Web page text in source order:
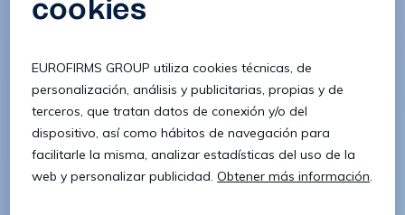
Contraseña
Confirmar contraseña
8 caracteres 1 letra minúscula
1 letra mayúscula 1 número